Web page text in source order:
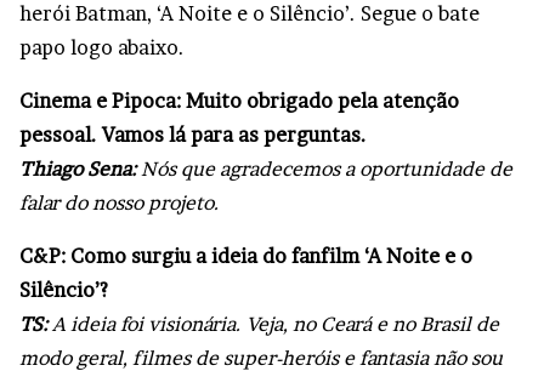
herói Batman, ‘A Noite e o Silêncio’. Segue o bate
papo logo abaixo.
Cinema e Pipoca: Muito obrigado pela atenção
pessoal. Vamos lá para as perguntas.
Thiago Sena:Nós que agradecemos a oportunidade de
falar do nosso projeto.
C&P: Como surgiu a ideia do fanfilm ‘A Noite e o
Silêncio’?
TS:A ideia foi visionária. Veja, no Ceará e no Brasil de
modo geral, filmes de super-heróis e fantasia não sou